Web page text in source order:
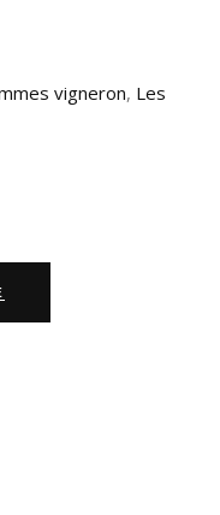
vigneron, Les